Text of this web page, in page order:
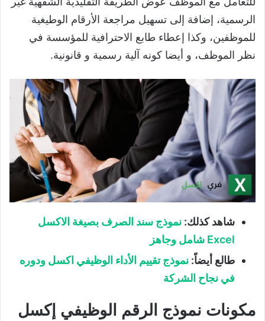
الرسمية، إضافة إلى تسهيل مراجعة الأرقام الوطيغية
للموظفين، وكذا إعطاء طابع الاحترافية للمؤسسة في
نظر الموظف، و أيضا كونه آلية رسمية و قانونية.
شاهد كذلك: نموذج سند الصرف بصيغة الاكسل
Excel شامل وجاهز
طالع أيضاً: نموذج تقييم الأداء الوظيفي اكسل ودوره
في نجاح الشركة
مكونات نموذج الرقم الوظيفي إكسل